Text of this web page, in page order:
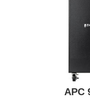
APC